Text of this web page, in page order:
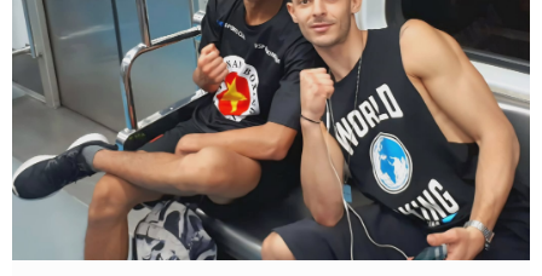
Sau bảy năm rời xa võ đài, Travers trở lại thi đấu vào tháng 4 năm
nay và ngay lập tức gây ấn tượng mạnh khi hạ gục Blake Payne
ngay trong hiệp đầu tiên. Giờ đây, anh sẽ hướng tới việc nối dài đà
thăng tiến đó khi đối đầu với vị khách đến từ Papua New Guinea.
Tuy nhiên, Laia không hề e ngại thử thách phía trước.
"Đây là cơ hội tuyệt vời để tôi bước thêm một bước trên con đường
sự nghiệp," Laia chia sẻ.
"Tôi sẽ tăng hạng cân để đấu với võ sĩ người Úc này, nhưng điều đó
không thành vấn đề vì trước đây tôi đã từng thi đấu ở hạng cân đó.